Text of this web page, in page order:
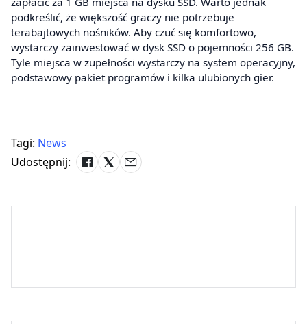
podkreślić, że większość graczy nie potrzebuje
terabajtowych nośników. Aby czuć się komfortowo,
wystarczy zainwestować w dysk SSD o pojemności 256 GB.
Tyle miejsca w zupełności wystarczy na system operacyjny,
podstawowy pakiet programów i kilka ulubionych gier.
Tagi: News
Udostępnij: